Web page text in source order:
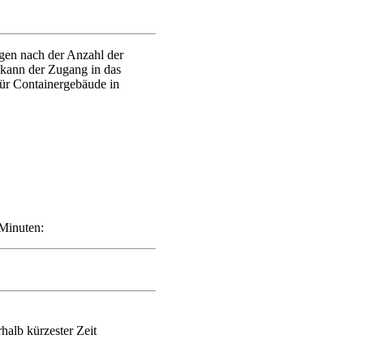
nach der Anzahl der
der Zugang in das
Containergebäude in
kürzester Zeit